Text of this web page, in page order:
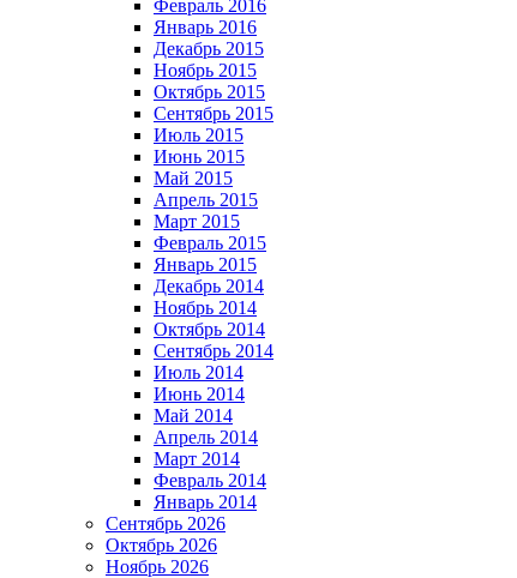
Февраль 2016
Январь 2016
Декабрь 2015
Ноябрь 2015
Октябрь 2015
Сентябрь 2015
Июль 2015
Июнь 2015
Май 2015
Апрель 2015
Март 2015
Февраль 2015
Январь 2015
Декабрь 2014
Ноябрь 2014
Октябрь 2014
Сентябрь 2014
Июль 2014
Июнь 2014
Май 2014
Апрель 2014
Март 2014
Февраль 2014
Январь 2014
Сентябрь 2026
Октябрь 2026
Ноябрь 2026